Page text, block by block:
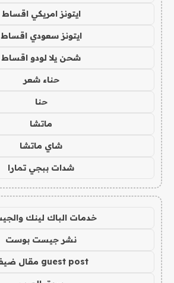
ايتونز امريكي اقساط
ايتونز سعودي اقساط
شحن يلا لودو اقساط
حناء شعر
حنا
ماتشا
شاي ماتشا
شدات ببجي تمارا
خدمات الباك لينك
نشر جيست بوست
guest post مقال ضيف